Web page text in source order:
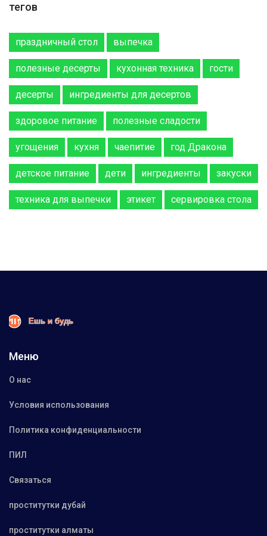
тегов
праздничный стол выпечка
полезные десерты кухонная техника гости
десерты ингредиенты для десертов
здоровое питание полезные сладости
угощения кухня чаепитие год Дракона
детское питание дети ингредиенты закуски
техника для выпечки этикет сервировка стола
Меню
О нас
Условия использования
Политика конфиденциальности
ПИЛ
Связаться
проститутки дубай
проститутки алматы